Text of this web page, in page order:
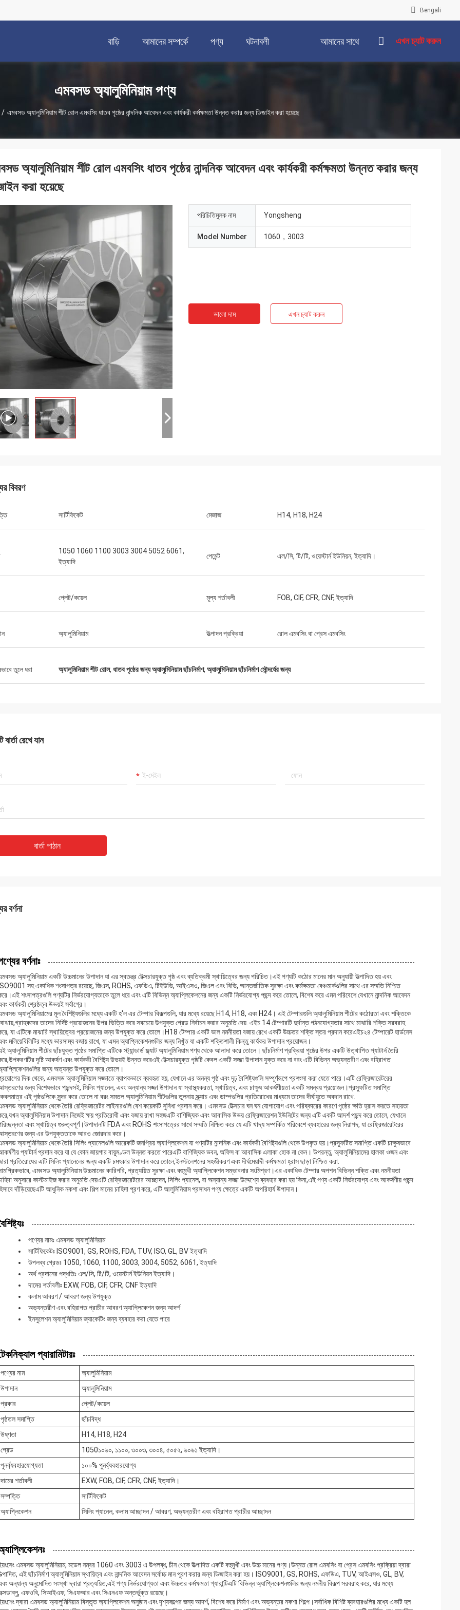
Bengali
বাড়ি আমাদের সম্পর্কে পণ্য ঘটনাবলী আমাদের সাথে এখন চ্যাট করুন
এমবসড অ্যালুমিনিয়াম পণ্য
/ এমবসড অ্যালুমিনিয়াম শীট রোল এমবসিং ধাতব পৃষ্ঠের নান্দনিক আবেদন এবং কার্যকরী কর্মক্ষমতা উন্নত করার জন্য ডিজাইন করা হয়েছে
অ্যালুমিনিয়াম শীট রোল এমবসিং ধাতব পৃষ্ঠের নান্দনিক আবেদন এবং কার্যকরী কর্মক্ষমতা উন্নত করার জন্য
করা হয়েছে
পরিচিতিমুলক নাম Yongsheng
Model Number 1060，3003
ভালো দাম এখন চ্যাট করুন
বিবরণ
সার্টিফিকেট মেজাজ H14, H18, H24
1050 1060 1100 3003 3004 5052 6061,
ইত্যাদি
পেমেন্ট এল/সি, টি/টি, ওয়েস্টার্ন ইউনিয়ন, ইত্যাদি।
প্লেট/কয়েল মূল্য শর্তাবলী FOB, CIF, CFR, CNF, ইত্যাদি
অ্যালুমিনিয়াম উত্পাদন প্রক্রিয়া রোল এমবসিং বা প্রেস এমবসিং
তুলে ধরা অ্যালুমিনিয়াম শীট রোল, ধাতব পৃষ্ঠের জন্য অ্যালুমিনিয়াম ছাঁচনির্মাণ, অ্যালুমিনিয়াম ছাঁচনির্মাণ সৌন্দর্যের জন্য
বার্তা রেখে যান
বার্তা পাঠান
বর্ণনা
বর্ণনাঃ
অ্যালুমিনিয়াম একটি উচ্চমানের উপাদান যা এর স্বতন্ত্র টেক্সচারযুক্ত পৃষ্ঠ এবং ব্যতিক্রমী স্থায়িত্বের জন্য পরিচিত।এই পণ্যটি কঠোর মানের মান অনুযায়ী উত্পাদিত হয় এবং
ISO9001 সহ একাধিক শংসাপত্র রয়েছে, জিএস, ROHS, এফডিএ, টিইউভি, আইএসও, জিএল এবং বিভি, আন্তর্জাতিক সুরক্ষা এবং কর্মক্ষমতা বেঞ্চমার্কগুলির সাথে এর সম্মতি নিশ্চিত
শংসাপত্রগুলি পণ্যটির নির্ভরযোগ্যতাকে তুলে ধরে এবং এটি বিভিন্ন অ্যাপ্লিকেশনের জন্য একটি নির্ভরযোগ্য পছন্দ করে তোলে, বিশেষ করে এমন পরিবেশে যেখানে নান্দনিক আবেদন
কার্যকরী শ্রেষ্ঠত্ব উভয়ই সর্বাগ্রে।
অ্যালুমিনিয়ামের মূল বৈশিষ্ট্যগুলির মধ্যে একটি হ'ল এর টেম্পার বিকল্পগুলি, যার মধ্যে রয়েছে H14, H18, এবং H24। এই টেম্পারগুলি অ্যালুমিনিয়াম শীটের কঠোরতা এবং শক্তিকে
তাদের নির্দিষ্ট প্রয়োজনের উপর ভিত্তি করে সবচেয়ে উপযুক্ত গ্রেড নির্বাচন করার অনুমতি দেয়. এইচ 14 টেম্পারটি দুর্দান্ত গঠনযোগ্যতার সাথে মাঝারি শক্তি সরবরাহ
যা এটিকে মাঝারি স্থায়িত্বের প্রয়োজনের জন্য উপযুক্ত করে তোলে।H18 টেম্পার একটি ভাল নমনীয়তা বজায় রেখে একটি উচ্চতর শক্তি স্তর প্রদান করেএইচ২৪ টেম্পারেট হার্ডনেস
মলিয়েবিলিটির মধ্যে ভারসাম্য বজায় রাখে, যা এমন অ্যাপ্লিকেশনগুলির জন্য নিখুঁত যা একটি শক্তিশালী কিন্তু কার্যকর উপাদান প্রয়োজন।
অ্যালুমিনিয়াম শীটের ছাঁচযুক্ত পৃষ্ঠের সমাপ্তি এটিকে স্ট্যান্ডার্ড ফ্ল্যাট অ্যালুমিনিয়াম পণ্য থেকে আলাদা করে তোলে। ছাঁচনির্মাণ প্রক্রিয়া পৃষ্ঠের উপর একটি উত্থাপিত প্যাটার্ন তৈরি
দৃষ্টি আকর্ষণ এবং কার্যকরী বৈশিষ্ট্য উভয়ই উন্নত করেএই টেক্সচারযুক্ত পৃষ্ঠটি কেবল একটি সজ্জা উপাদান যুক্ত করে না বরং এটি বিভিন্ন অভ্যন্তরীণ এবং বহিরাগত
জন্য অত্যন্ত উপযুক্ত করে তোলে।
দিক থেকে, এমবসড অ্যালুমিনিয়াম সজ্জাতে ব্যাপকভাবে ব্যবহৃত হয়, যেখানে এর অনন্য পৃষ্ঠ এবং দৃঢ় বৈশিষ্ট্যগুলি সম্পূর্ণরূপে প্রশংসা করা যেতে পারে।এটি রেফ্রিজারেটরের
জন্য বিশেষভাবে পছন্দসই, সিলিং প্যানেল, এবং অন্যান্য সজ্জা উপাদান যা স্বাস্থ্যকরতা, স্থায়িত্ব, এবং চাক্ষুষ আকর্ষণীয়তা একটি সমন্বয় প্রয়োজন।প্রস্ফুটিত সমাপ্তি
এই পৃষ্ঠগুলিকে সুন্দর করে তোলে না বরং সমতল অ্যালুমিনিয়াম শীটগুলির তুলনায় স্ক্র্যাচ এবং ডাম্পগুলির প্রতিরোধের মাধ্যমে তাদের দীর্ঘায়ুতে অবদান রাখে.
অ্যালুমিনিয়াম থেকে তৈরি রেফ্রিজারেটর লাইনারগুলি বেশ কয়েকটি সুবিধা প্রদান করে। এমবসড টেক্সচার ঘন ঘন যোগাযোগ এবং পরিষ্কারের কারণে পৃষ্ঠের ক্ষতি হ্রাস করতে সহায়তা
অ্যালুমিনিয়াম উপাদান নিজেই ক্ষয় প্রতিরোধী এবং বজায় রাখা সহজএটি বাণিজ্যিক এবং আবাসিক উভয় রেফ্রিজারেশন ইউনিটের জন্য এটি একটি আদর্শ পছন্দ করে তোলে, যেখানে
এবং স্থায়িত্ব গুরুত্বপূর্ণ।উপাদানটি FDA এবং ROHS শংসাপত্রের সাথে সম্মতি নিশ্চিত করে যে এটি খাদ্য সম্পর্কিত পরিবেশে ব্যবহারের জন্য নিরাপদ, যা রেফ্রিজারেটরের
জন্য এর উপযুক্ততাকে আরও জোরদার করে।
অ্যালুমিনিয়াম থেকে তৈরি সিলিং প্যানেলগুলি আরেকটি জনপ্রিয় অ্যাপ্লিকেশন যা পণ্যটির নান্দনিক এবং কার্যকরী বৈশিষ্ট্যগুলি থেকে উপকৃত হয়।প্রস্ফুটিত সমাপ্তি একটি চাক্ষুষভাবে
প্যাটার্ন প্রদান করে যা যে কোন জায়গার বায়ুমণ্ডল উন্নত করতে পারেএটি বাণিজ্যিক ভবন, অফিস বা আবাসিক এলাকা হোক না কেন। উপরন্তু, অ্যালুমিনিয়ামের হালকা ওজন এবং
প্রতিরোধের এটি সিলিং প্যানেলের জন্য একটি চমৎকার উপাদান করে তোলে,ইনস্টলেশনের সহজীকরণ এবং দীর্ঘমেয়াদী কর্মক্ষমতা হ্রাস ছাড়া নিশ্চিত করা.
এমবসড অ্যালুমিনিয়াম উচ্চমানের কারিগরি, প্রত্যয়িত সুরক্ষা এবং বহুমুখী অ্যাপ্লিকেশন সম্ভাবনার সংমিশ্রণ।এর একাধিক টেম্পার অপশন বিভিন্ন শক্তি এবং নমনীয়তা
অনুসারে কাস্টমাইজ করার অনুমতি দেয়এটি রেফ্রিজারেটরের আচ্ছাদন, সিলিং প্যানেল, বা অন্যান্য সজ্জা উদ্দেশ্যে ব্যবহার করা হয় কিনা,এই পণ্য একটি নির্ভরযোগ্য এবং আকর্ষণীয় পছন্দ
দাঁড়িয়েছেএটি আধুনিক নকশা এবং শিল্প মানের চাহিদা পূরণ করে, এটি আলুমিনিয়াম প্রসাধন পণ্য ক্ষেত্রে একটি অপরিহার্য উপাদান।
পণ্যের নামঃ এমবসড অ্যালুমিনিয়াম
সার্টিফিকেটঃ ISO9001, GS, ROHS, FDA, TUV, ISO, GL, BV ইত্যাদি
উপলব্ধ গ্রেডঃ 1050, 1060, 1100, 3003, 3004, 5052, 6061, ইত্যাদি
অর্থ প্রদানের পদ্ধতিঃ এল/সি, টি/টি, ওয়েস্টার্ন ইউনিয়ন ইত্যাদি।
দামের শর্তাবলীঃ EXW, FOB, CIF, CFR, CNF ইত্যাদি
কলাম আবরণ / আবরণ জন্য উপযুক্ত
অভ্যন্তরীণ এবং বহিরাগত প্রাচীর আবরণ অ্যাপ্লিকেশন জন্য আদর্শ
ইনসুলেশন অ্যালুমিনিয়াম জ্যাকেটিং জন্য ব্যবহার করা যেতে পারে
প্যারামিটারঃ
পণ্যের নাম
অ্যালুমিনিয়াম
উপাদান
অ্যালুমিনিয়াম
প্রকার
প্লেট/কয়েল
পৃষ্ঠতল সমাপ্তি
ছাঁচবিদ্ধ
উষ্ণতা
H14, H18, H24
গ্রেড
1050১০৬০, ১১০০, ৩০০৩, ৩০০৪, ৫০৫২, ৬০৬১ ইত্যাদি।
পুনর্ব্যবহারযোগ্যতা
১০০% পুনর্ব্যবহারযোগ্য
দামের শর্তাবলী
EXW, FOB, CIF, CFR, CNF, ইত্যাদি।
সম্পত্তি
সার্টিফিকেট
অ্যাপ্লিকেশন
সিলিং প্যানেল, কলাম আচ্ছাদন / আবরণ, অভ্যন্তরীণ এবং বহিরাগত প্রাচীর আচ্ছাদন
এমবসড অ্যালুমিনিয়াম, মডেল নম্বর 1060 এবং 3003 এ উপলব্ধ, চীন থেকে উত্পাদিত একটি বহুমুখী এবং উচ্চ মানের পণ্য।উন্নত রোল এমবসিং বা প্রেস এমবসিং প্রক্রিয়া দ্বারা
এই ছাঁচনির্মাণ অ্যালুমিনিয়াম স্থায়িত্ব এবং নান্দনিক আবেদন সর্বোচ্চ মান পূরণ করার জন্য ডিজাইন করা হয়। ISO9001, GS, ROHS, এফডিএ, TUV, আইএসও, GL, BV,
অন্যান্য অনুমোদিত সংস্থা দ্বারা প্রত্যয়িত,এই পণ্য নির্ভরযোগ্যতা এবং উচ্চতর কর্মক্ষমতা গ্যারান্টিএটি বিভিন্ন অ্যাপ্লিকেশনগুলির জন্য নমনীয় বিকল্প সরবরাহ করে, যার মধ্যে
এফওবি, সিআইএফ, সিএফআর এবং সিএনএফ অন্তর্ভুক্ত রয়েছে।
দ্বারা এমবসড অ্যালুমিনিয়াম বিস্তৃত অ্যাপ্লিকেশন অনুষ্ঠান এবং দৃশ্যকল্পের জন্য আদর্শ, বিশেষ করে নির্মাণ এবং অভ্যন্তর নকশা শিল্পে।সর্বাধিক বিশিষ্ট ব্যবহারগুলির মধ্যে একটি হল